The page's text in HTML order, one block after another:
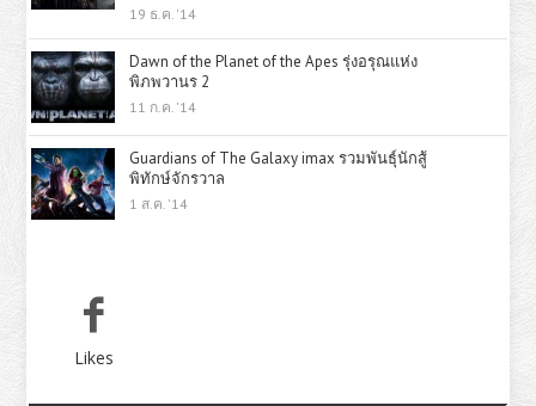
19 ธ.ค. '14
Dawn of the Planet of the Apes รุ่งอรุณแห่ง
พิภพวานร 2
11 ก.ค. '14
Guardians of The Galaxy imax รวมพันธุ์นักสู้
พิทักษ์จักรวาล
1 ส.ค. '14
Likes